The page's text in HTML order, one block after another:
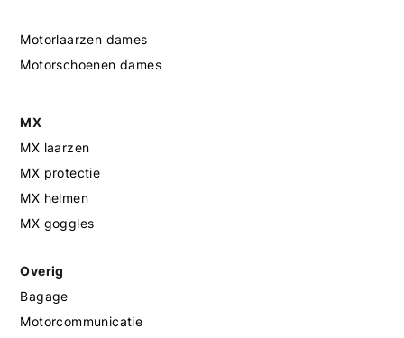
Motorlaarzen dames
Motorschoenen dames
MX
MX laarzen
MX protectie
MX helmen
MX goggles
Overig
Bagage
Motorcommunicatie